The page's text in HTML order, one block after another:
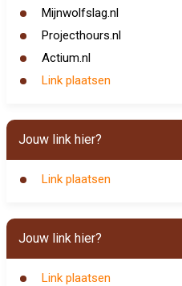
Mijnwolfslag.nl
Projecthours.nl
Actium.nl
Link plaatsen
Jouw link hier?
Link plaatsen
Jouw link hier?
Link plaatsen